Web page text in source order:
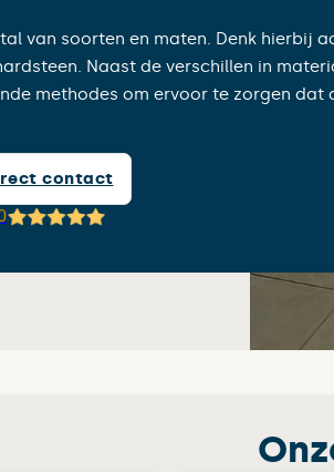
van soorten en maten. Denk hierbij
Naast de verschillen in
methodes om ervoor te zorgen dat
contact